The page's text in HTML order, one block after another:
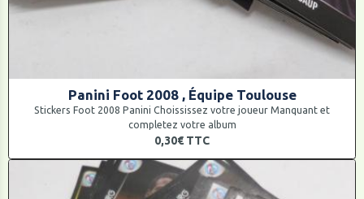
Panini Foot 2008 , Équipe Toulouse
Stickers Foot 2008 Panini Choississez votre joueur Manquant et
completez votre album
0,30€ TTC